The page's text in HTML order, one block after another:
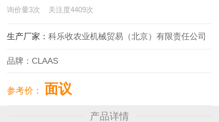
询价量3次 关注度4409次
生产厂家：科乐收农业机械贸易（北京）有限责任公司
品牌： CLAAS
参考价： 面议
产品详情